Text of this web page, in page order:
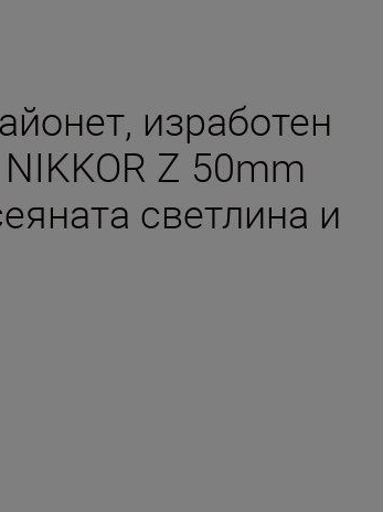
изработен
Z 50mm
светлина и